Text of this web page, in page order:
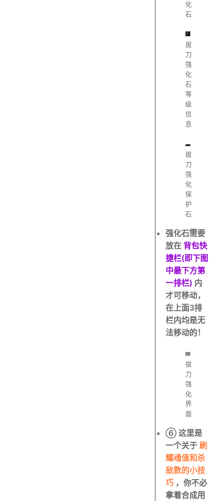
化
石
拔
刀
强
化
石
等
级
信
息
拔
刀
强
化
保
护
石
强化石需要
放在背包快
捷栏(即下图
中最下方第
一排栏) 内
才可移动，
在上面3排
栏内均是无
法移动的！
拔
刀
强
化
界
面
⑥ 这里是
一个关于刷
耀魂值和杀
敌数的小技
巧 ，你不必
拿着合成用